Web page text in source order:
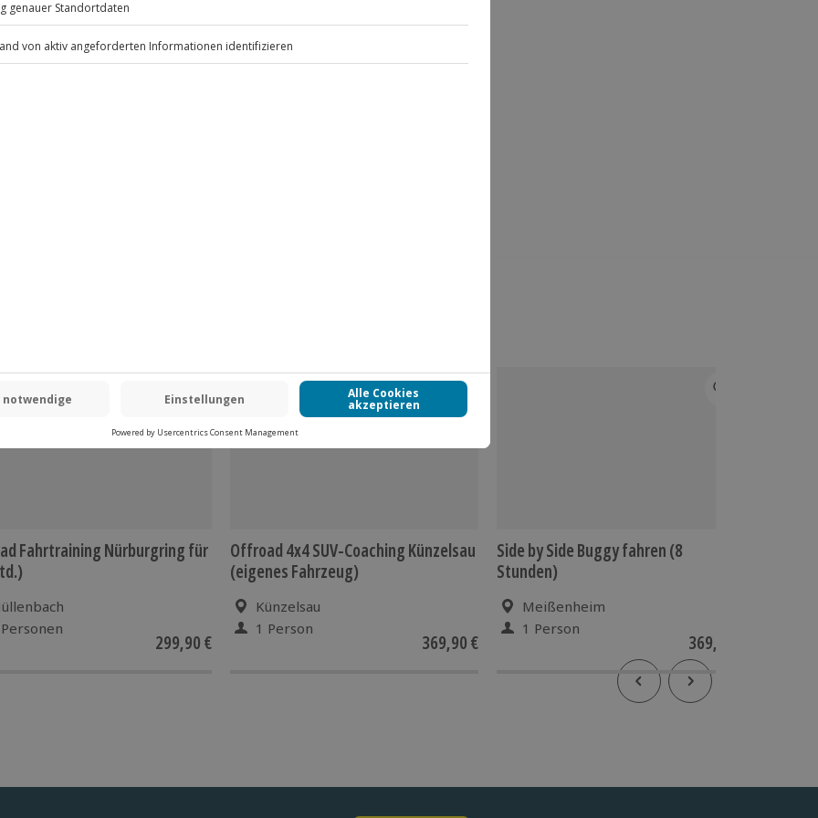
Bekleidung, Kopfbedeckung,
Wechselschuhe, geeigneter
Fahrtraining Nürburgring für
299,90 €
Offroad 4x4 SUV-Coaching Künzelsau
(eigenes Fahrzeug)
Künzelsau
1 Person
369,90 €
Side by Side Buggy fahren (8
Stunden)
Meißenheim
1 Person
369,90 €